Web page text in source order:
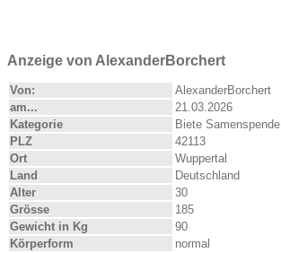
Anzeige von AlexanderBorchert
Von:
AlexanderBorchert
am...
21.03.2026
Kategorie
Biete Samenspende
PLZ
42113
Ort
Wuppertal
Land
Deutschland
Alter
30
Grösse
185
Gewicht in Kg
90
Körperform
normal